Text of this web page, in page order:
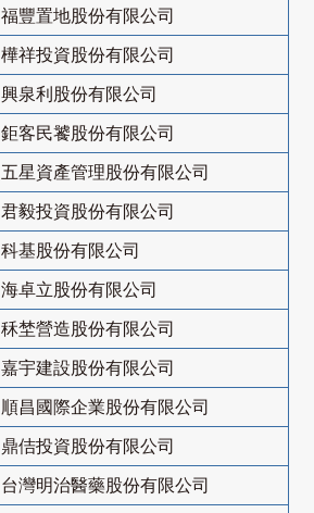
福豐置地股份有限公司
樺祥投資股份有限公司
興泉利股份有限公司
鉅客民饕股份有限公司
五星資產管理股份有限公司
君毅投資股份有限公司
科基股份有限公司
海卓立股份有限公司
秝埜營造股份有限公司
嘉宇建設股份有限公司
順昌國際企業股份有限公司
鼎佶投資股份有限公司
台灣明治醫藥股份有限公司